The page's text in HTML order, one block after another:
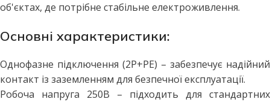
об'єктах, де потрібне стабільне електроживлення.
Основні характеристики:
Однофазне підключення (2Р+PE) – забезпечує надійний
контакт із заземленням для безпечної експлуатації.
Робоча напруга 250В – підходить для стандартних